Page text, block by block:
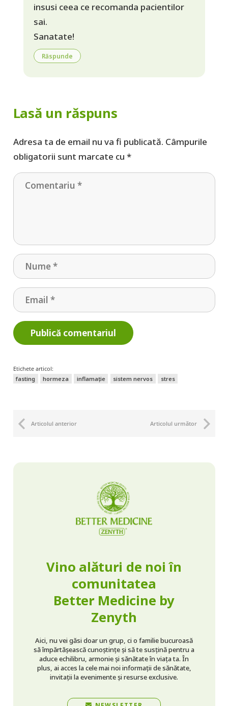
insusi ceea ce recomanda pacientilor
sai.
Sanatate!
Răspunde
Lasă un răspuns
Adresa ta de email nu va fi publicată. Câmpurile
obligatorii sunt marcate cu *
Publică comentariul
Etichete articol:
fasting
hormeza inflamație sistem nervos stres
Articolul anterior Articolul următor
Vino alături de noi în
comunitatea
Better Medicine by
Zenyth
Aici, nu vei găsi doar un grup, ci o familie bucuroasă
să împărtășească cunoștințe și să te susțină pentru a
aduce echilibru, armonie și sănătate în viața ta. În
plus, ai acces la cele mai noi informații de sănătate,
invitații la evenimente și resurse exclusive.